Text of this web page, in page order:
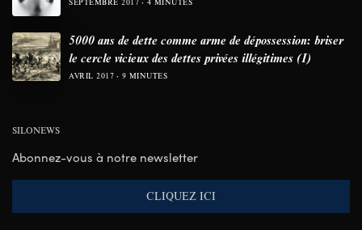
5000 ans de dette comme arme de dépossession: briser
le cercle vicieux des dettes privées illégitimes (I)
AVRIL 2017 9 MINUTES
SILONEWS
Abonnez-vous à notre newsletter
CLIQUEZ ICI